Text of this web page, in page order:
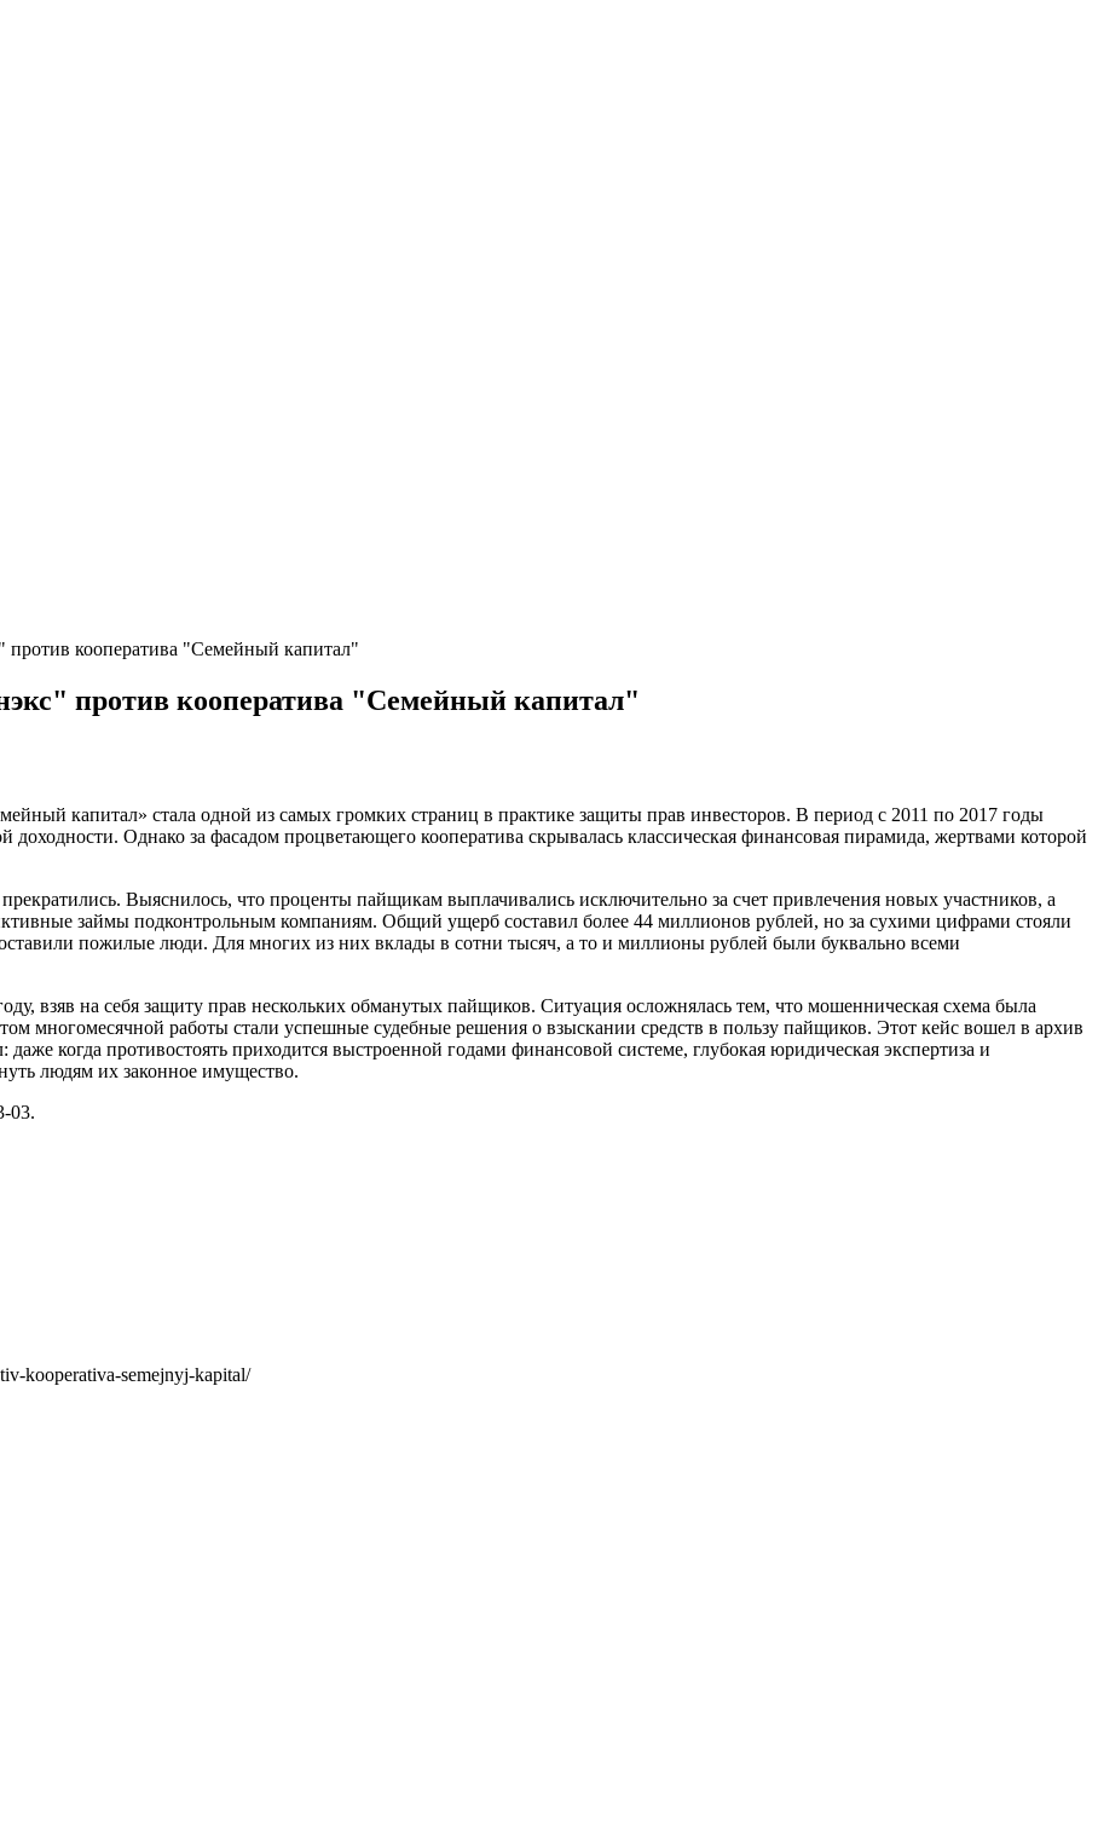
кооператива "Семейный капитал"
против кооператива "Семейный капитал"
капитал» стала одной из самых громких страниц в практике защиты прав инвесторов. В период с 2011 по 2017 годы
Однако за фасадом процветающего кооператива скрывалась классическая финансовая пирамида, жертвами которой
Выяснилось, что проценты пайщикам выплачивались исключительно за счет привлечения новых участников, а
займы подконтрольным компаниям. Общий ущерб составил более 44 миллионов рублей, но за сухими цифрами стояли
пожилые люди. Для многих из них вклады в сотни тысяч, а то и миллионы рублей были буквально всеми
взяв на себя защиту прав нескольких обманутых пайщиков. Ситуация осложнялась тем, что мошенническая схема была
многомесячной работы стали успешные судебные решения о взыскании средств в пользу пайщиков. Этот кейс вошел в архив
когда противостоять приходится выстроенной годами финансовой системе, глубокая юридическая экспертиза и
людям их законное имущество.
03.
kooperativa-semejnyj-kapital/